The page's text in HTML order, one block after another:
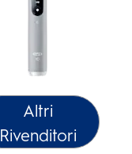
Altri
Rivenditori